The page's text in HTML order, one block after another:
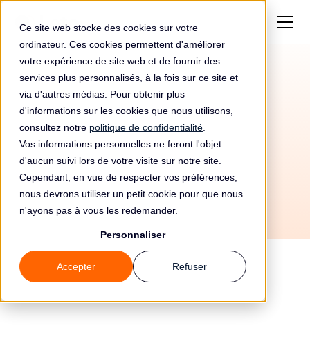
Ce site web stocke des cookies sur votre
ordinateur. Ces cookies permettent d'améliorer
votre expérience de site web et de fournir des
services plus personnalisés, à la fois sur ce site et
via d'autres médias. Pour obtenir plus
d'informations sur les cookies que nous utilisons,
consultez notre politique de confidentialité
Vos informations personnelles ne feront l'objet
d'aucun suivi lors de votre visite sur notre site.
Cependant, en vue de respecter vos préférences,
nous devrons utiliser un petit cookie pour que nous
n'ayons pas à vous les redemander.
Personnaliser
Accepter Refuser
26/6/2026
Tous les guides
⚒️ Outils